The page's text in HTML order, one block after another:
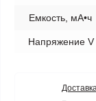
Емкость, мА•ч
Напряжение V